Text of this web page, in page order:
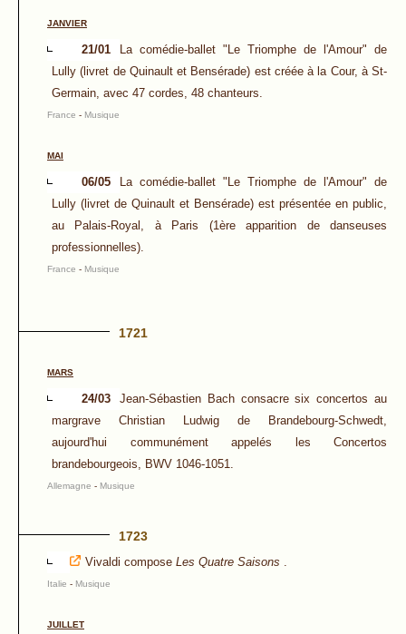
JANVIER
21/01
La comédie-ballet "Le Triomphe de l'Amour" de
Lully (livret de Quinault et Bensérade) est créée à la Cour, à St-
Germain, avec 47 cordes, 48 chanteurs.
France - Musique
MAI
06/05
La comédie-ballet "Le Triomphe de l'Amour" de
Lully (livret de Quinault et Bensérade) est présentée en public,
au Palais-Royal, à Paris (1ère apparition de danseuses
professionnelles).
France - Musique
1721
MARS
24/03
Jean-Sébastien Bach consacre six concertos au
margrave Christian Ludwig de Brandebourg-Schwedt,
aujourd'hui communément appelés les Concertos
brandebourgeois, BWV 1046-1051.
Allemagne - Musique
1723
Vivaldi compose Les Quatre Saisons .
Italie - Musique
JUILLET